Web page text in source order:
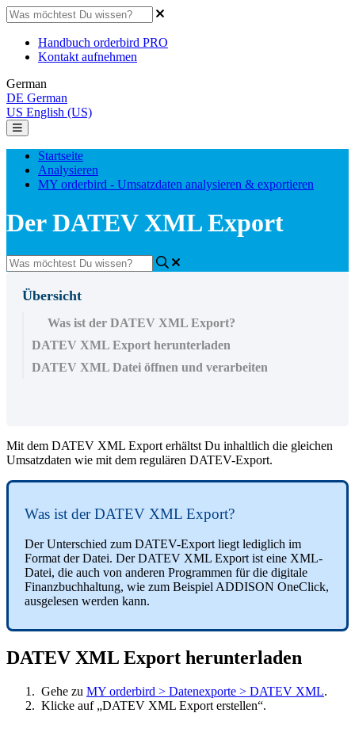
Handbuch orderbird PRO
Kontakt aufnehmen
German
DE German
US English (US)
Startseite
Analysieren
MY orderbird - Umsatzdaten analysieren & exportieren
Der DATEV XML Export
Übersicht
Was ist der DATEV XML Export?
DATEV XML Export herunterladen
DATEV XML Datei öffnen und verarbeiten
Mit dem DATEV XML Export erhältst Du inhaltlich die gleichen
Umsatzdaten wie mit dem regulären DATEV-Export.
Was ist der DATEV XML Export?
Der Unterschied zum DATEV-Export liegt lediglich im
Format der Datei. Der DATEV XML Export ist eine XML-
Datei, die auch von anderen Programmen für die digitale
Finanzbuchhaltung, wie zum Beispiel ADDISON OneClick,
ausgelesen werden kann.
DATEV XML Export herunterladen
Gehe zu MY orderbird > Datenexporte > DATEV XML.
Klicke auf „DATEV XML Export erstellen“.